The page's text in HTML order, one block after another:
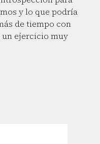
y lo que podría
de tiempo con
un ejercicio muy